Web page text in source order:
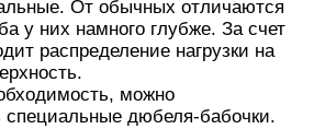
От обычных отличаются
у них намного глубже. За счет
распределение нагрузки на
можно
специальные дюбеля-бабочки.